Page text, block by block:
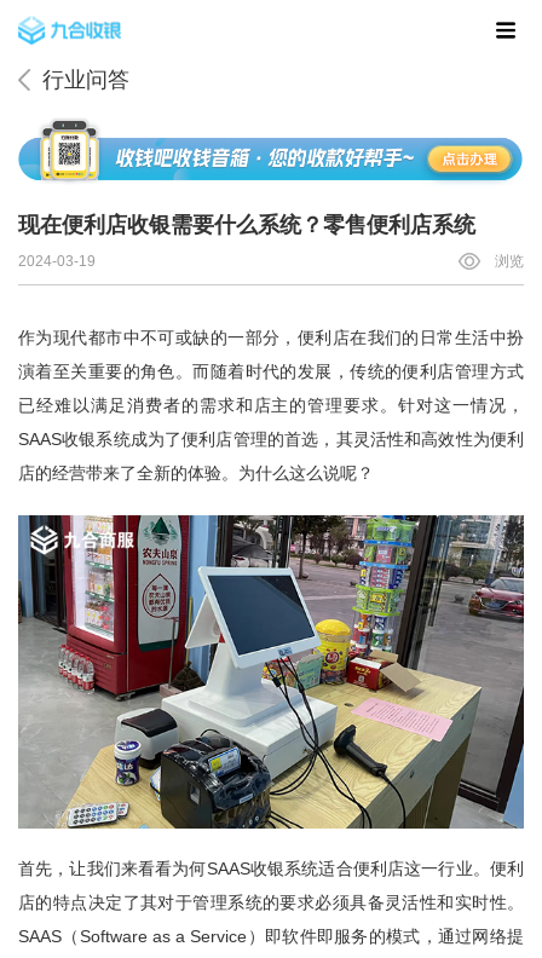
行业问答
现在便利店收银需要什么系统？零售便利店系统
浏览
2024-03-19
作为现代都市中不可或缺的一部分，便利店在我们的日常生活中扮
演着至关重要的角色。而随着时代的发展，传统的便利店管理方式
已经难以满足消费者的需求和店主的管理要求。针对这一情况，
SAAS收银系统成为了便利店管理的首选，其灵活性和高效性为便利
店的经营带来了全新的体验。为什么这么说呢？
首先，让我们来看看为何SAAS收银系统适合便利店这一行业。便利
店的特点决定了其对于管理系统的要求必须具备灵活性和实时性。
SAAS（Software as a Service）即软件即服务的模式，通过网络提